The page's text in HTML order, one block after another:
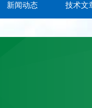
新闻动态 技术文